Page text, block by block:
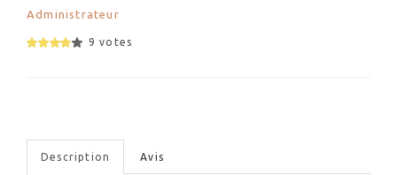
Administrateur
9 votes
Description Avis